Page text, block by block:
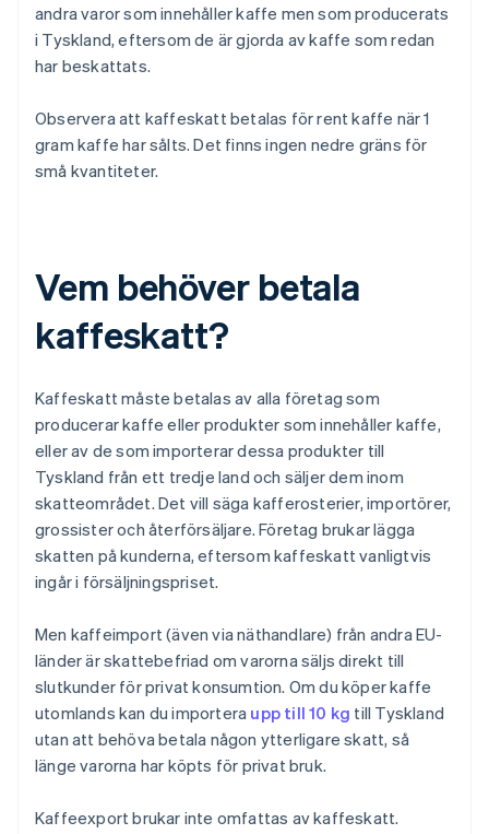
andra varor som innehåller kaffe men som producerats
i Tyskland, eftersom de är gjorda av kaffe som redan
har beskattats.
Observera att kaffeskatt betalas för rent kaffe när 1
gram kaffe har sålts. Det finns ingen nedre gräns för
små kvantiteter.
Vem behöver betala
kaffeskatt?
Kaffeskatt måste betalas av alla företag som
producerar kaffe eller produkter som innehåller kaffe,
eller av de som importerar dessa produkter till
Tyskland från ett tredje land och säljer dem inom
skatteområdet. Det vill säga kafferosterier, importörer,
grossister och återförsäljare. Företag brukar lägga
skatten på kunderna, eftersom kaffeskatt vanligtvis
ingår i försäljningspriset.
Men kaffeimport (även via näthandlare) från andra EU-
länder är skattebefriad om varorna säljs direkt till
slutkunder för privat konsumtion. Om du köper kaffe
utomlands kan du importera upp till 10 kg till Tyskland
utan att behöva betala någon ytterligare skatt, så
länge varorna har köpts för privat bruk.
Kaffeexport brukar inte omfattas av kaffeskatt.